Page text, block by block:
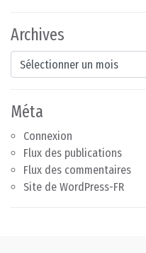
Archives
Archives
Méta
Connexion
Flux des publications
Flux des commentaires
Site de WordPress-FR